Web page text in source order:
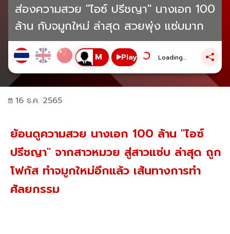
ส่องความสวย "ไอซ์ ปรีชญา" นางเอก 100
ล้าน กับจมูกใหม่ ล่าสุด สวยพุ่ง แซ่บมาก
Play Loading...
16 ธ.ค. 2565
ย้อนดูความสวย นางเอก 100 ล้าน "ไอซ์
ปรีชญา" จากสาวหมวย สู่สาวแซ่บ ล่าสุด ถูก
โฟกัส ทำจมูกใหม่อีกแล้ว เส้นทางการทำ
ศัลยกรรม